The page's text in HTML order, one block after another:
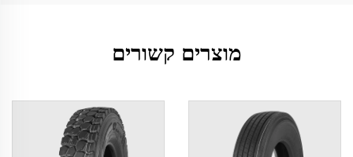
מוצרים קשורים